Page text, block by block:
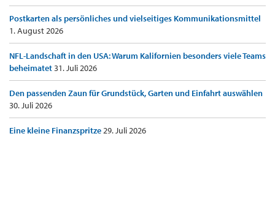
Postkarten als persönliches und vielseitiges Kommunikationsmittel
1. August 2026
NFL-Landschaft in den USA: Warum Kalifornien besonders viele Teams
beheimatet31. Juli 2026
Den passenden Zaun für Grundstück, Garten und Einfahrt auswählen
30. Juli 2026
Eine kleine Finanzspritze29. Juli 2026